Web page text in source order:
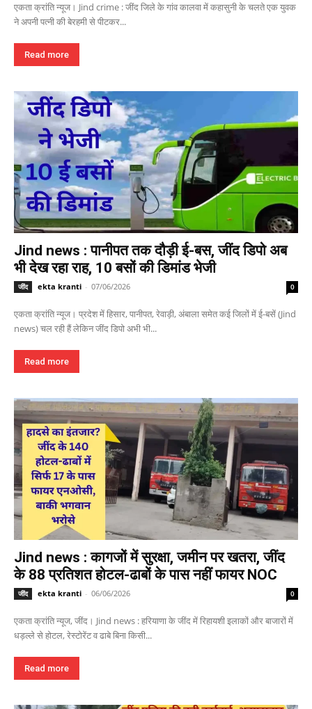
एकता क्रांति न्यूज। Jind crime : जींद जिले के गांव कालवा में कहासुनी के चलते एक युवक
ने अपनी पत्नी की बेरहमी से पीटकर...
Read more
Jind news : पानीपत तक दौड़ी ई-बस, जींद डिपो अब
भी देख रहा राह, 10 बसों की डिमांड भेजी
जींद ekta kranti - 07/06/2026 0
एकता क्रांति न्यूज। प्रदेश में हिसार, पानीपत, रेवाड़ी, अंबाला समेत कई जिलों में ई-बसें (Jind
news) चल रही हैं लेकिन जींद डिपो अभी भी...
Read more
Jind news : कागजों में सुरक्षा, जमीन पर खतरा, जींद
के 88 प्रतिशत होटल-ढाबों के पास नहीं फायर NOC
जींद ekta kranti - 06/06/2026 0
एकता क्रांति न्यूज, जींद। Jind news : हरियाणा के जींद में रिहायशी इलाकों और बाजारों में
धड़ल्ले से होटल, रेस्टोरेंट व ढाबे बिना किसी...
Read more